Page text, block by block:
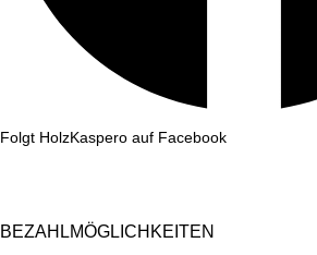
Folgt HolzKaspero auf Facebook
BEZAHLMÖGLICHKEITEN